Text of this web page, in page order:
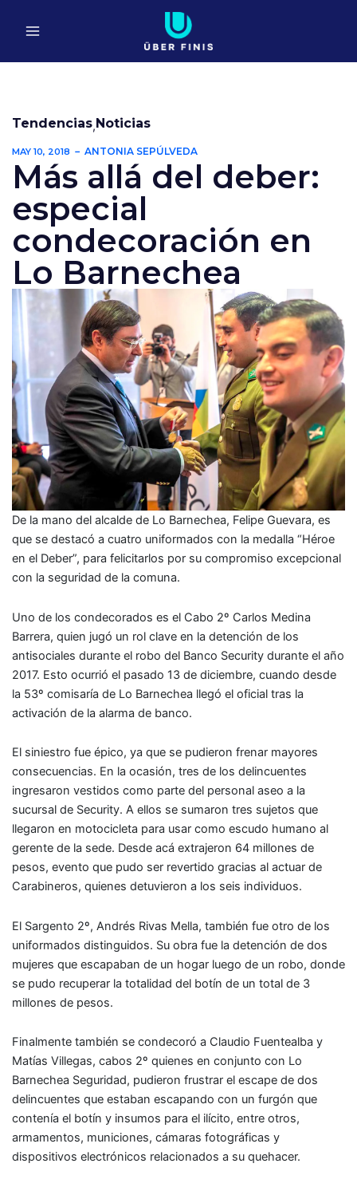
Tendencias,Noticias
MAY 10, 2018 ANTONIA SEPÚLVEDA
Más allá del deber:
especial
condecoración en
Lo Barnechea
De la mano del alcalde de Lo Barnechea, Felipe Guevara, es
que se destacó a cuatro uniformados con la medalla “Héroe
en el Deber”, para felicitarlos por su compromiso excepcional
con la seguridad de la comuna.
Uno de los condecorados es el Cabo 2º Carlos Medina
Barrera, quien jugó un rol clave en la detención de los
antisociales durante el robo del Banco Security durante el año
2017. Esto ocurrió el pasado 13 de diciembre, cuando desde
la 53º comisaría de Lo Barnechea llegó el oficial tras la
activación de la alarma de banco.
El siniestro fue épico, ya que se pudieron frenar mayores
consecuencias. En la ocasión, tres de los delincuentes
ingresaron vestidos como parte del personal aseo a la
sucursal de Security. A ellos se sumaron tres sujetos que
llegaron en motocicleta para usar como escudo humano al
gerente de la sede. Desde acá extrajeron 64 millones de
pesos, evento que pudo ser revertido gracias al actuar de
Carabineros, quienes detuvieron a los seis individuos.
El Sargento 2º, Andrés Rivas Mella, también fue otro de los
uniformados distinguidos. Su obra fue la detención de dos
mujeres que escapaban de un hogar luego de un robo, donde
se pudo recuperar la totalidad del botín de un total de 3
millones de pesos.
Finalmente también se condecoró a Claudio Fuentealba y
Matías Villegas, cabos 2º quienes en conjunto con Lo
Barnechea Seguridad, pudieron frustrar el escape de dos
delincuentes que estaban escapando con un furgón que
contenía el botín y insumos para el ilícito, entre otros,
armamentos, municiones, cámaras fotográficas y
dispositivos electrónicos relacionados a su quehacer.